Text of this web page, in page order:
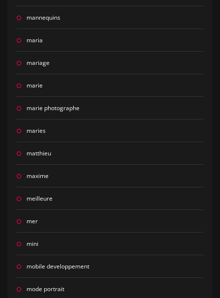
mannequins
maria
mariage
marie
marie photographe
maries
matthieu
maxime
meilleure
mer
mini
mobile developpement
mode portrait